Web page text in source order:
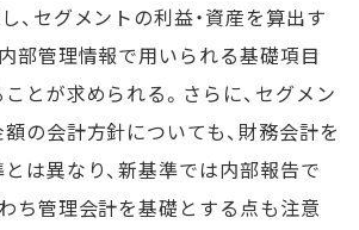
、セグメントの利益・資産を算出す
部管理情報で用いられる基礎項目
とが求められる。さらに、セグメン
の会計方針についても、財務会計を
は異なり、新基準では内部報告で
ち管理会計を基礎とする点も注意